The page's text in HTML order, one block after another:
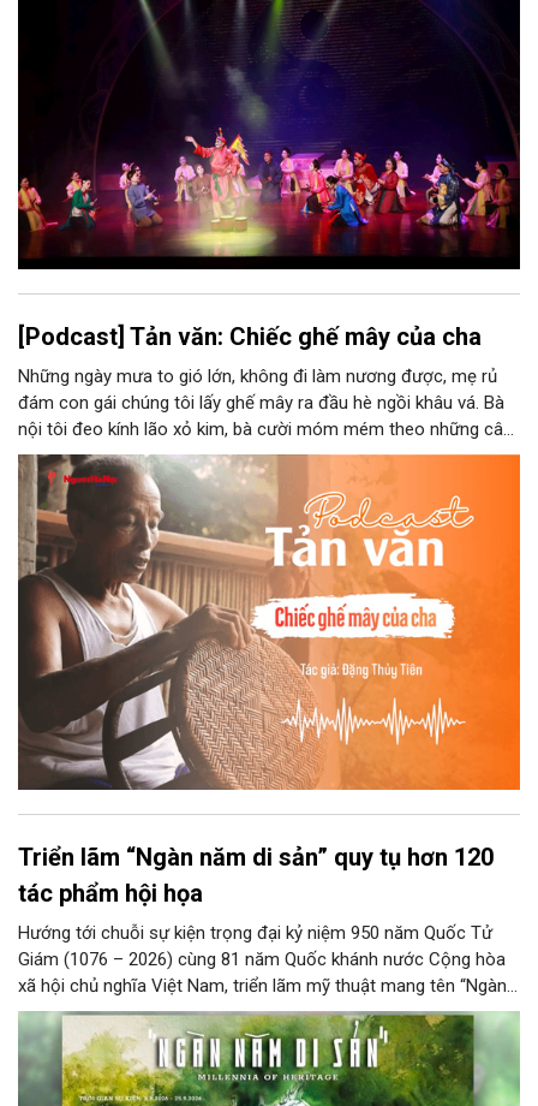
bao nhiêu di sản, bao nhiêu văn nghệ sĩ, trí thức, không gian ký
ức, mà là làm thế nào để những giá trị ấy trở thành nguồn lực
phát triển, thành sức mạnh mềm, thành động lực sáng tạo,
thành năng lực cạnh tranh của Thủ đô.
[Podcast] Tản văn: Chiếc ghế mây của cha
Những ngày mưa to gió lớn, không đi làm nương được, mẹ rủ
đám con gái chúng tôi lấy ghế mây ra đầu hè ngồi khâu vá. Bà
nội tôi đeo kính lão xỏ kim, bà cười móm mém theo những câu
chuyện kể tếu táo của đám trẻ chúng tôi. Chiếc ghế mây phát
ra âm thanh kin kít chịu đựng sức nặng cơ thể con người theo
những điệu cười khúc khích.
Triển lãm “Ngàn năm di sản” quy tụ hơn 120
tác phẩm hội họa
Hướng tới chuỗi sự kiện trọng đại kỷ niệm 950 năm Quốc Tử
Giám (1076 – 2026) cùng 81 năm Quốc khánh nước Cộng hòa
xã hội chủ nghĩa Việt Nam, triển lãm mỹ thuật mang tên “Ngàn
năm di sản” sẽ chính thức khai mạc vào ngày 8/8 tại Nhà Thái
Học, Di tích Quốc gia đặc biệt Văn Miếu – Quốc Tử Giám. Sự
kiện kéo dài đến ngày 25/9/2026 hứa hẹn trở thành điểm đến
văn hóa đầy sức hút, góp phần làm phong phú đời sống nghệ